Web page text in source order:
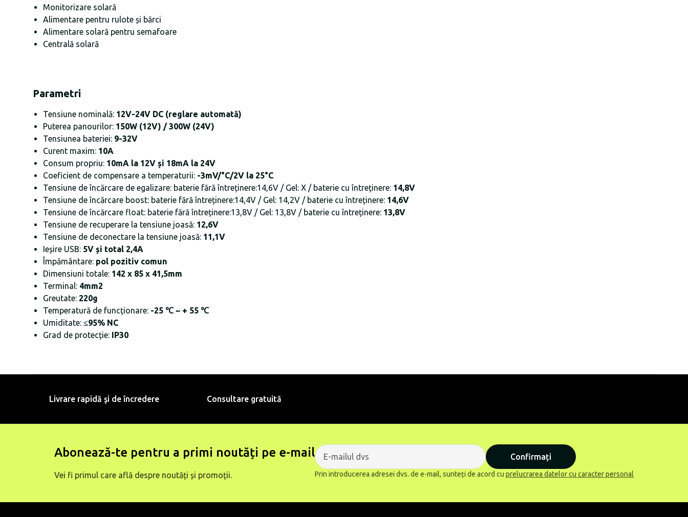
Monitorizare solară
Alimentare pentru rulote și bărci
Alimentare solară pentru semafoare
Centrală solară
Parametri
Tensiune nominală: 12V-24V DC (reglare automată)
Puterea panourilor: 150W (12V) / 300W (24V)
Tensiunea bateriei: 9-32V
Curent maxim: 10A
Consum propriu: 10mA la 12V și 18mA la 24V
Coeficient de compensare a temperaturii: -3mV/°C/2V la 25°C
Tensiune de încărcare de egalizare: baterie fără întreținere:14,6V / Gel: X / baterie cu întreținere: 14,8V
Tensiune de încărcare boost: baterie fără întreținere:14,4V / Gel: 14,2V / baterie cu întreținere: 14,6V
Tensiune de încărcare float: baterie fără întreținere:13,8V / Gel: 13,8V / baterie cu întreținere: 13,8V
Tensiune de recuperare la tensiune joasă: 12,6V
Tensiune de deconectare la tensiune joasă: 11,1V
Ieșire USB: 5V și total 2,4A
Împământare: pol pozitiv comun
Dimensiuni totale: 142 x 85 x 41,5mm
Terminal: 4mm2
Greutate: 220g
Temperatură de funcționare: -25 ℃ ~ + 55 ℃
Umiditate: ≤95% NC
Grad de protecție: IP30
Livrare rapidă şi de încredere Consultare gratuită
Abonează-te pentru a primi noutăți pe e-mail
Vei fi primul care află despre noutăți și promoții.
Confirmați
Prin introducerea adresei dvs. de e-mail, sunteți de acord cu prelucrarea datelor cu caracter personal